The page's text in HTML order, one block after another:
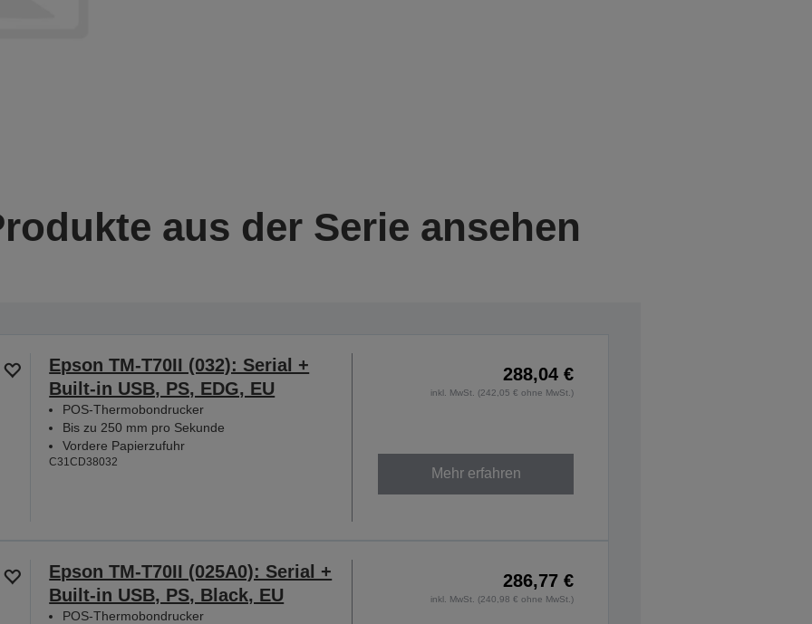
aus der Serie ansehen
Epson TM-T70II (032): Serial +
Built-in USB, PS, EDG, EU
POS-Thermobondrucker
Bis zu 250 mm pro Sekunde
Vordere Papierzufuhr
C31CD38032
288,04 €
inkl. MwSt. (242,05 € ohne MwSt.)
Mehr erfahren
Epson TM-T70II (025A0): Serial +
Built-in USB, PS, Black, EU
POS-Thermobondrucker
286,77 €
inkl. MwSt. (240,98 € ohne MwSt.)